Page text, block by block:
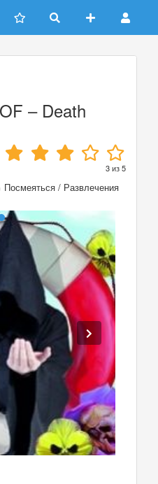
– Death
3из5
Посмеяться / Развлечения